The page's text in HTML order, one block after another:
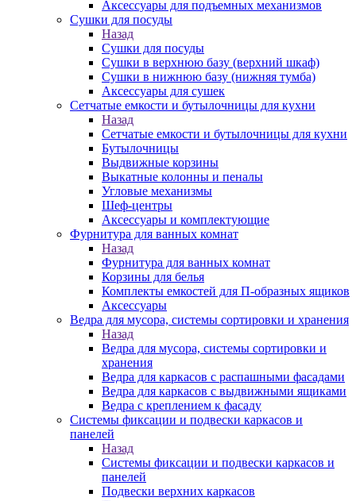
Аксессуары для подъемных механизмов
Сушки для посуды
Назад
Сушки для посуды
Сушки в верхнюю базу (верхний шкаф)
Сушки в нижнюю базу (нижняя тумба)
Аксессуары для сушек
Сетчатые емкости и бутылочницы для кухни
Назад
Сетчатые емкости и бутылочницы для кухни
Бутылочницы
Выдвижные корзины
Выкатные колонны и пеналы
Угловые механизмы
Шеф-центры
Аксессуары и комплектующие
Фурнитура для ванных комнат
Назад
Фурнитура для ванных комнат
Корзины для белья
Комплекты емкостей для П-образных ящиков
Аксессуары
Ведра для мусора, системы сортировки и хранения
Назад
Ведра для мусора, системы сортировки и
хранения
Ведра для каркасов с распашными фасадами
Ведра для каркасов с выдвижными ящиками
Ведра с креплением к фасаду
Системы фиксации и подвески каркасов и
панелей
Назад
Системы фиксации и подвески каркасов и
панелей
Подвески верхних каркасов